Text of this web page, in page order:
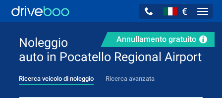
€
Annullamento gratuito
Noleggio
auto in Pocatello Regional Airport
Ricerca veicolo di noleggio Ricerca avanzata